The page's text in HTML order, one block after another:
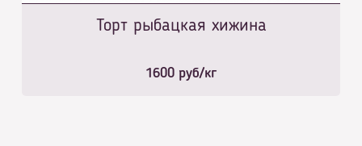
Торт рыбацкая хижина
1600 руб/кг